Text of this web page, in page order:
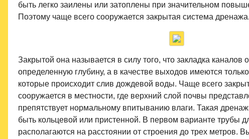
быть легко заилены или затоплены при значительном
Поэтому чаще всего сооружается закрытая система дренажа.
Закрытой она называется в силу того, что закладка каналов
определенную глубину, а в качестве выходов имеются
которые происходит слив дождевой воды. Чаще всего
сооружается в местности, где верхний слой почвы
препятствует нормальному впитыванию влаги. Такая
быть кольцевой или пристенной. В первом варианте трубы
располагаются на расстоянии от строения до трех метров.